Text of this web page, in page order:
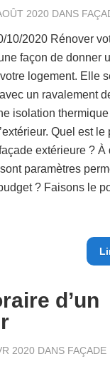
2020 DANS
10/2020 Rénover
façon de donner
logement. Elle
un ravalement
isolation
Quel est le
extérieure ? À
paramètres
? Faisons le
d’un
2020 DANS FAÇADE